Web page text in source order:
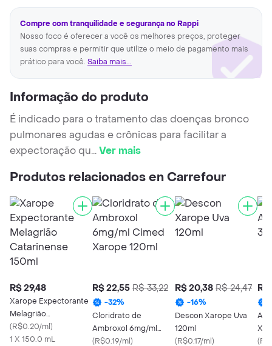
Compre com tranquilidade e segurança no Rappi
Nosso foco é oferecer a você os melhores preços, proteger
suas compras e permitir que utilize o meio de pagamento mais
prático para você. Saiba mais...
Informação do produto
É indicado para o tratamento das doenças bronco
pulmonares agudas e crônicas para facilitar a
expectoração qu...Ver mais
Produtos relacionados en Carrefour
R$ 29,48
Xarope Expectorante
Melagrião
Catarinense 150ml
(R$0.20/ml)
1 X 150.0 mL
R$ 22,55 R$ 33,22
-32%
Cloridrato de
Ambroxol 6mg/ml
Cimed Xarope 120ml
(R$0.19/ml)
R$ 20,38 R$ 24,47
-16%
Descon Xarope Uva
120ml
(R$0.17/ml)
R$
(